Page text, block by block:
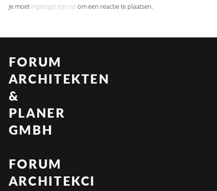
Je moet ingelogd zijn op om een reactie te plaatsen.
FORUM
ARCHITEKTEN
&
PLANER
GMBH
FORUM
ARCHITEKCI